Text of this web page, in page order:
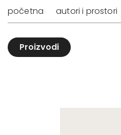
početna autori i prostori
Proizvodi